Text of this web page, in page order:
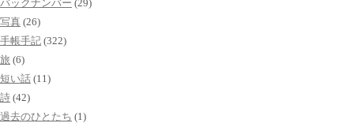
バックナンバー (29)
写真 (26)
手帳手記 (322)
旅 (6)
短い話 (11)
詩 (42)
過去のひとたち (1)